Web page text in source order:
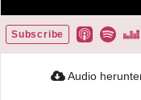
Subscribe
Audio